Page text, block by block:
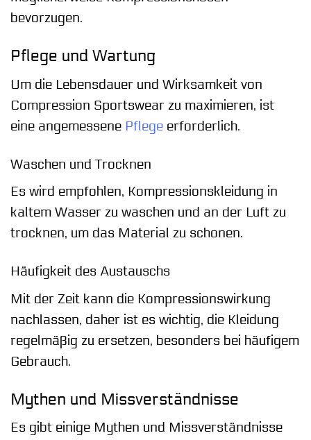
bevorzugen.
Pflege und Wartung
Um die Lebensdauer und Wirksamkeit von
Compression Sportswear zu maximieren, ist
eine angemessene Pflege erforderlich.
Waschen und Trocknen
Es wird empfohlen, Kompressionskleidung in
kaltem Wasser zu waschen und an der Luft zu
trocknen, um das Material zu schonen.
Häufigkeit des Austauschs
Mit der Zeit kann die Kompressionswirkung
nachlassen, daher ist es wichtig, die Kleidung
regelmäßig zu ersetzen, besonders bei häufigem
Gebrauch.
Mythen und Missverständnisse
Es gibt einige Mythen und Missverständnisse